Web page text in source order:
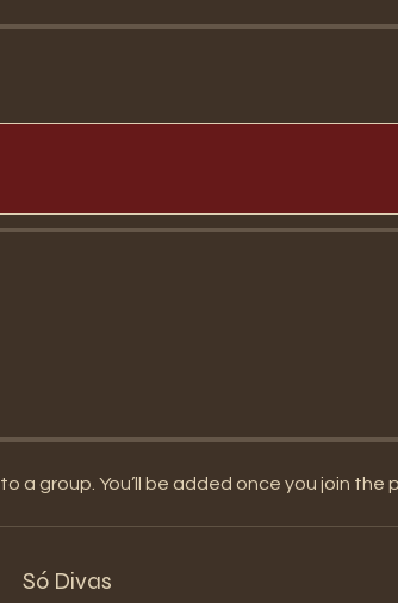
a group. You’ll be added once you join the
Só Divas